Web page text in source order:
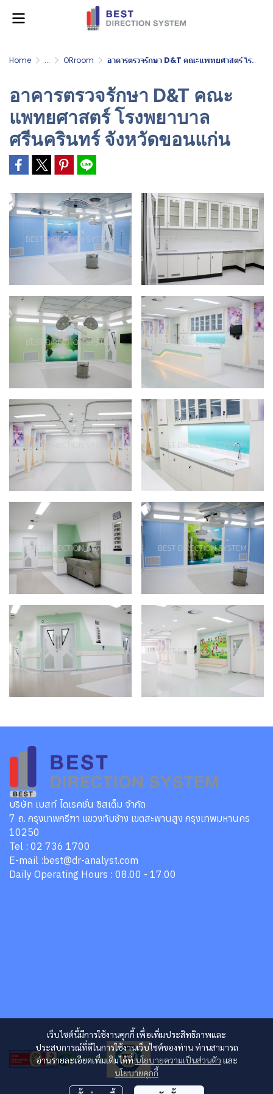
Home ... ORroom อาคารตรวจรักษา D&T คณะแพทยศาสตร์ โรงพยาบาลศรีนครินทร์ จังหวัดขอนแก่น
อาคารตรวจรักษา D&T คณะ
แพทยศาสตร์ โรงพยาบาล
ศรีนครินทร์ จังหวัดขอนแก่น
เว็บไซต์นี้มีการใช้งานคุกกี้ เพื่อเพิ่มประสิทธิภาพและ
ประสบการณ์ที่ดีในการใช้งานเว็บไซต์ของท่าน ท่านสามารถ
อ่านรายละเอียดเพิ่มเติมได้ที่นโยบายความเป็นส่วนตัว และ
นโยบายคุกกี้
บริษัท เบสท์ ไดเรคชั่น ซิสเต็ม จำกัด
7 ถ. กรุงเทพกรีฑา แขวงทับช้าง เขตสะพานสูง กรุงเทพมหานคร
10250
Tel : 02 736 1700
E-mail :best@dr-analyst.com
Daily Operating Hours : 08.00 - 17.00